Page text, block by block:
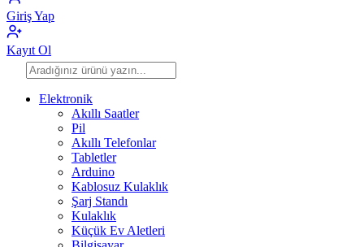
Giriş Yap
Kayıt Ol
Elektronik
Akıllı Saatler
Pil
Akıllı Telefonlar
Tabletler
Arduino
Kablosuz Kulaklık
Şarj Standı
Kulaklık
Küçük Ev Aletleri